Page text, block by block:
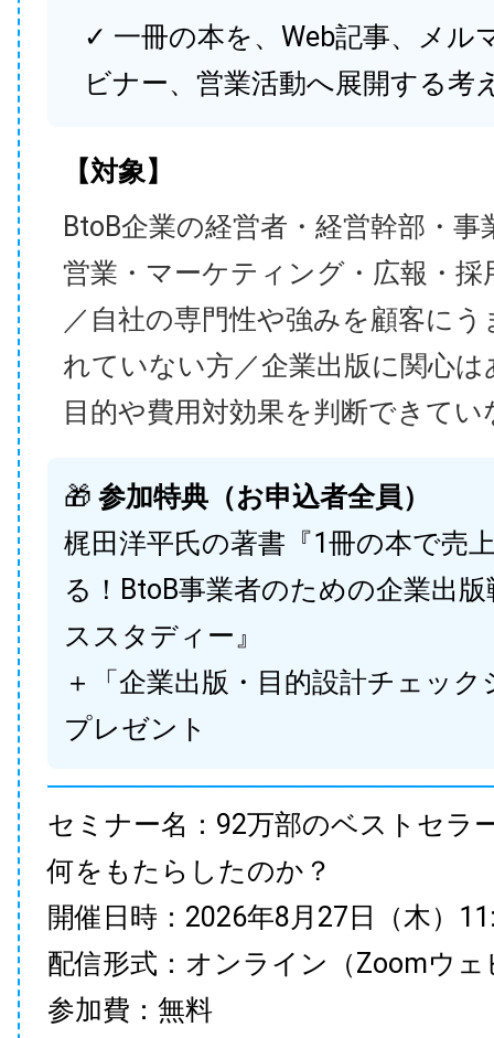
✓ 一冊の本を、Web記事、メル
ビナー、営業活動へ展開する考
【対象】
BtoB企業の経営者・経営幹部・事
営業・マーケティング・広報・採
／自社の専門性や強みを顧客に
れていない方／企業出版に関心
目的や費用対効果を判断できてい
🎁 参加特典（お申込者全員）
梶田洋平氏の著書『1冊の本で売
る！BtoB事業者のための企業出
ススタディー』
＋「企業出版・目的設計チェック
プレゼント
セミナー名：92万部のベストセラ
何をもたらしたのか？
開催日時：2026年8月27日（木）
配信形式：オンライン（Zoomウェ
参加費：無料